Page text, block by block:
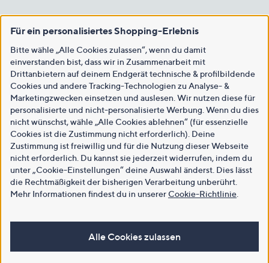
Für ein personalisiertes Shopping-Erlebnis
Bitte wähle „Alle Cookies zulassen“, wenn du damit
einverstanden bist, dass wir in Zusammenarbeit mit
Drittanbietern auf deinem Endgerät technische & profilbildende
Cookies und andere Tracking-Technologien zu Analyse- &
Marketingzwecken einsetzen und auslesen. Wir nutzen diese für
personalisierte und nicht-personalisierte Werbung. Wenn du dies
nicht wünschst, wähle „Alle Cookies ablehnen“ (für essenzielle
Cookies ist die Zustimmung nicht erforderlich). Deine
Zustimmung ist freiwillig und für die Nutzung dieser Webseite
nicht erforderlich. Du kannst sie jederzeit widerrufen, indem du
unter „Cookie-Einstellungen“ deine Auswahl änderst. Dies lässt
die Rechtmäßigkeit der bisherigen Verarbeitung unberührt.
Mehr Informationen findest du in unsererCookie-Richtlinie
Alle Cookies zulassen